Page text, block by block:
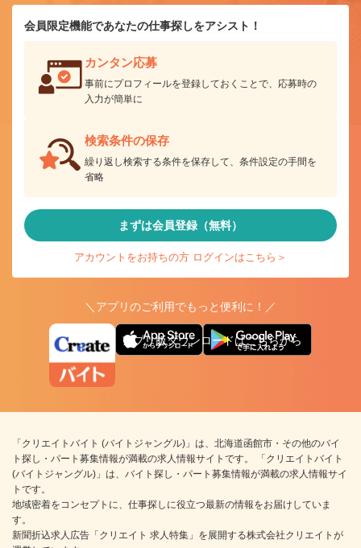
会員限定機能であなたの仕事探しをアシスト！
カンタン応募
事前にプロフィールを登録しておくことで、応募時の
入力が簡単に
検索条件の保存
繰り返し検索する条件を保存して、条件設定の手間を
省略
まずは会員登録（無料）
アカウントをお持ちの方 ログインはこちら＞
＼アプリのご利用でもっと便利に！／
アプリ版ダウンロードはこちらから
「クリエイトバイト (バイトジャングル)」は、北海道函館市・その他のバイ
ト探し・パート募集情報が満載の求人情報サイトです。 「クリエイトバイト
(バイトジャングル)」は、バイト探し・パート募集情報が満載の求人情報サイ
トです。
地域密着をコンセプトに、仕事探しに役立つ最新の情報をお届けしていま
す。
新聞折込求人広告「クリエイト 求人特集」を展開する株式会社クリエイトが